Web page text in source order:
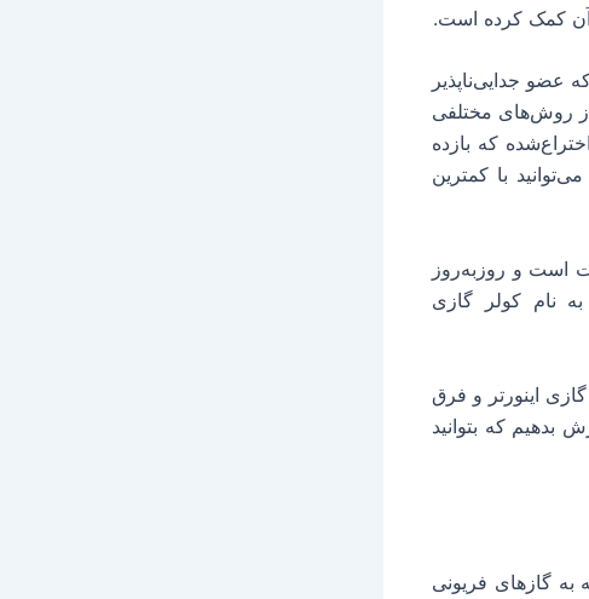
کمک کرده است.
جدایی‌ناپذیر
روش‌های مختلفی
گازی اختراع‌شده که بازده
با کمترین
است و روزبه‌روز
نام کولر گازی
اینورتر و فرق
بدهیم که بتوانید
گازهای فریونی